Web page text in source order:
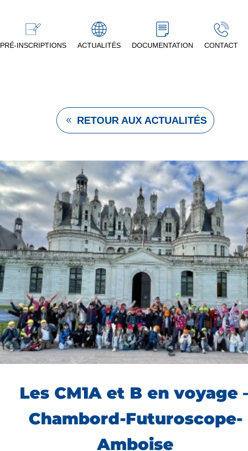
PRÉ-INSCRIPTIONS ACTUALITÉS DOCUMENTATION CONTACT
RETOUR AUX ACTUALITÉS
Les CM1A et B en voyage
Chambord-Futuroscope-
Amboise